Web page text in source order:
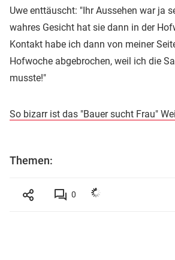
Uwe enttäuscht: "Ihr Aussehen war ja
wahres Gesicht hat sie dann in der
Kontakt habe ich dann von meiner
Hofwoche abgebrochen, weil ich die
musste!"
So bizarr ist das "Bauer sucht Frau"
Themen:
0